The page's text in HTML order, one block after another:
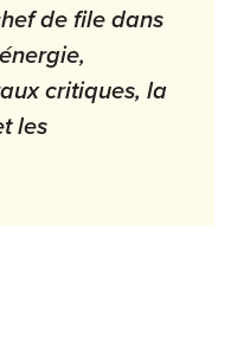
de file dans
critiques, la
les